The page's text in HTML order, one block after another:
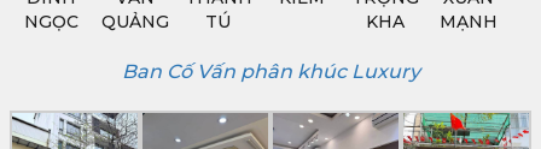
NGỌC
QUẢNG
TÚ
KHA
MẠNH
Ban Cố Vấn phân khúc Luxury